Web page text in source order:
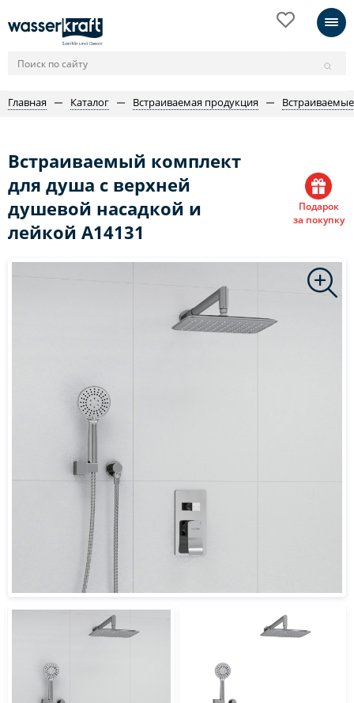
Главная Каталог Встраиваемая продукция
Встраиваемый комплект
для душа с верхней
душевой насадкой и
лейкой A14131
Подарок
за покупку